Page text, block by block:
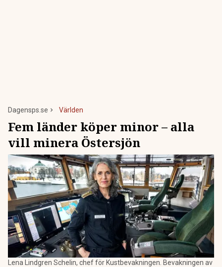
Dagensps.se Världen
Fem länder köper minor – alla
vill minera Östersjön
Lena Lindgren Schelin, chef för Kustbevakningen. Bevakningen av